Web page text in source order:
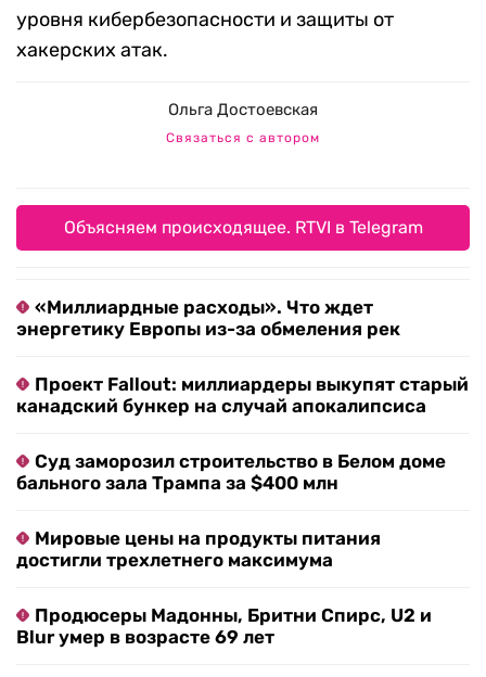
уровня кибербезопасности и защиты от
хакерских атак.
Ольга Достоевская
Связаться с автором
Объясняем происходящее. RTVI в Telegram
«Миллиардные расходы». Что ждет
энергетику Европы из-за обмеления рек
Проект Fallout: миллиардеры выкупят старый
канадский бункер на случай апокалипсиса
Суд заморозил строительство в Белом доме
бального зала Трампа за $400 млн
Мировые цены на продукты питания
достигли трехлетнего максимума
Продюсеры Мадонны, Бритни Спирс, U2 и
Blur умер в возрасте 69 лет